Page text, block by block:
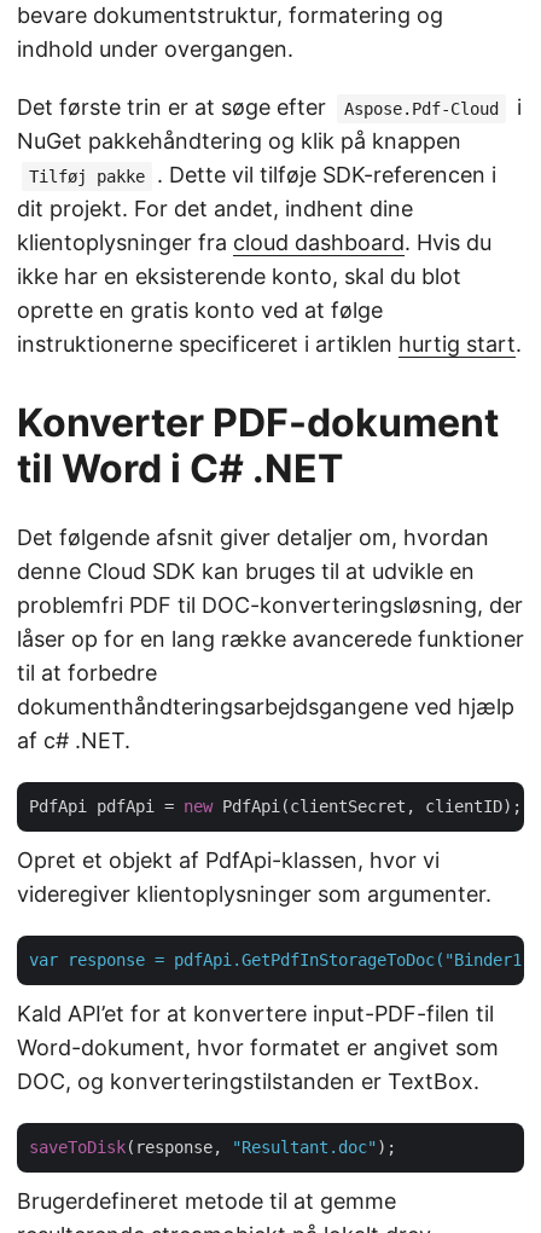
bevare dokumentstruktur, formatering og
indhold under overgangen.
Det første trin er at søge efter Aspose.Pdf-Cloud
i
NuGet pakkehåndtering og klik på knappen
Tilføj pakke
. Dette vil tilføje SDK-referencen i
dit projekt. For det andet, indhent dine
klientoplysninger fra cloud dashboard. Hvis du
ikke har en eksisterende konto, skal du blot
oprette en gratis konto ved at følge
instruktionerne specificeret i artiklen hurtig start.
Konverter PDF-dokument
til Word i C# .NET
Det følgende afsnit giver detaljer om, hvordan
denne Cloud SDK kan bruges til at udvikle en
problemfri PDF til DOC-konverteringsløsning, der
låser op for en lang række avancerede funktioner
til at forbedre
dokumenthåndteringsarbejdsgangene ved hjælp
af c# .NET.
PdfApi pdfApi = new
Opret et objekt af PdfApi-klassen, hvor vi
videregiver klientoplysninger som argumenter.
var response =
Kald API’et for at konvertere input-PDF-filen til
Word-dokument, hvor formatet er angivet som
DOC, og konverteringstilstanden er TextBox.
saveToDisk(response, "Resultant.doc"
Brugerdefineret metode til at gemme